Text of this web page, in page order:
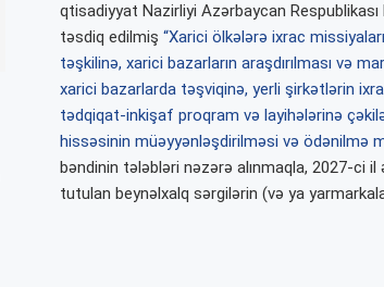
qtisadiyyat Nazirliyi Azərbaycan
təsdiq edilmiş “Xarici ölkələrə ixrac
təşkilinə, xarici bazarların araşdırılması və
xarici bazarlarda təşviqinə, yerli şirkətlərin
tədqiqat-inkişaf proqram və layihələrinə
hissəsinin müəyyənləşdirilməsi və ödənilmə
bəndinin tələbləri nəzərə alınmaqla, 2027-ci
tutulan beynəlxalq sərgilərin (və ya